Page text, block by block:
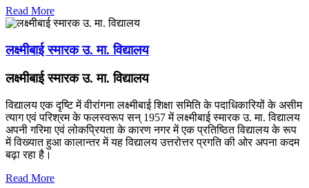
Read More
लक्ष्मीबाई स्मारक उ. मा. विद्यालय
लक्ष्मीबाई स्मारक उ. मा. विद्यालय
विद्यालय एक दृष्टि में वीरांगना लक्ष्‍मीबाई शिक्षा समिति के पदाधिकारियों के असीम
त्‍याग एवं परिश्रम के फलस्‍वरूप सन् 1957 में लक्ष्‍मीबाई स्‍मारक उ. मा. विद्यालय
अपनी गरिमा एवं लोकप्रियता के कारण नगर में एक प्रतिष्ठित विद्यालय के रूप
में विख्‍यात हुआ कालान्‍तर में यह विद्यालय उत्तरोत्तर प्रगति की ओर अपना कदम
बढ़ा रहा है।
Read More